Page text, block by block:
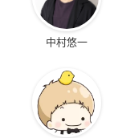
中村悠一